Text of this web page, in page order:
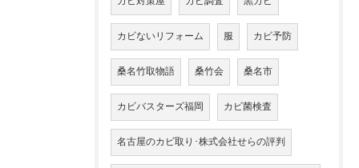
カビないリフォーム 服 カビ予防
桑名竹取物語 桑竹会 桑名市
カビバスターズ福岡 カビ菌検査
名古屋のカビ取り･株式会社せらの評判